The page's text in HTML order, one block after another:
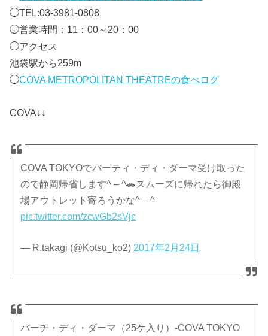
◯TEL:03-3981-0808
◯営業時間：11：00～20：00
◯アクセス
池袋駅から259m
◯COVA METROPOLITAN THEATREの食べログ
COVA↓↓
COVA TOKYOでバーティ・ディ・ダーマ受け取った
ので静岡帰省します^ – ^🚗スムーズに帰れたら御殿
場アウトレット寄ろうかな^ – ^
pic.twitter.com/zcwGb2sVjc
— R.takagi (@Kotsu_ko2) 2017年2月24日
バーチ・ディ・ダーマ（25ケ入り）-COVA TOKYO